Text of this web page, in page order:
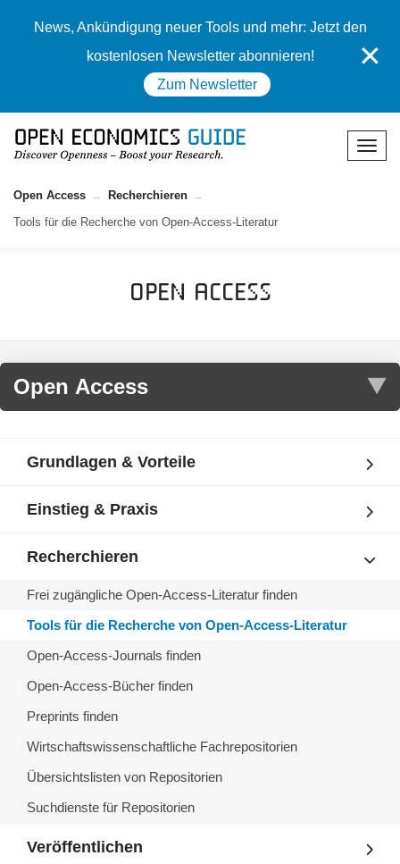
News, Ankündigung neuer Tools und mehr: Jetzt den
kostenlosen Newsletter abonnieren!
Zum Newsletter
✕
Open Access
Recherchieren
Tools für die Recherche von Open-Access-Literatur
Open Access
Grundlagen & Vorteile
Einstieg & Praxis
Recherchieren
Frei zugängliche Open-Access-Literatur finden
Tools für die Recherche von Open-Access-Literatur
Open-Access-Journals finden
Open-Access-Bücher finden
Preprints finden
Wirtschaftswissenschaftliche Fachrepositorien
Übersichtslisten von Repositorien
Suchdienste für Repositorien
Veröffentlichen